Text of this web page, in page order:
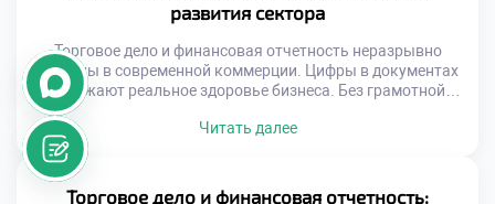
развития сектора
Торговое дело и финансовая отчетность неразрывно
связаны в современной коммерции. Цифры в документах
отражают реальное здоровье бизнеса. Без грамотной
аналитики управление превращается в гадание.
Понимание показателей позволяет принимать
обоснованные решения. Финансовая прозрачность
является основой доверия партнеров. Экономическая
эффективность торговли измеряется строгими
Читать далее
Торговое дело и финансовая отчетность: